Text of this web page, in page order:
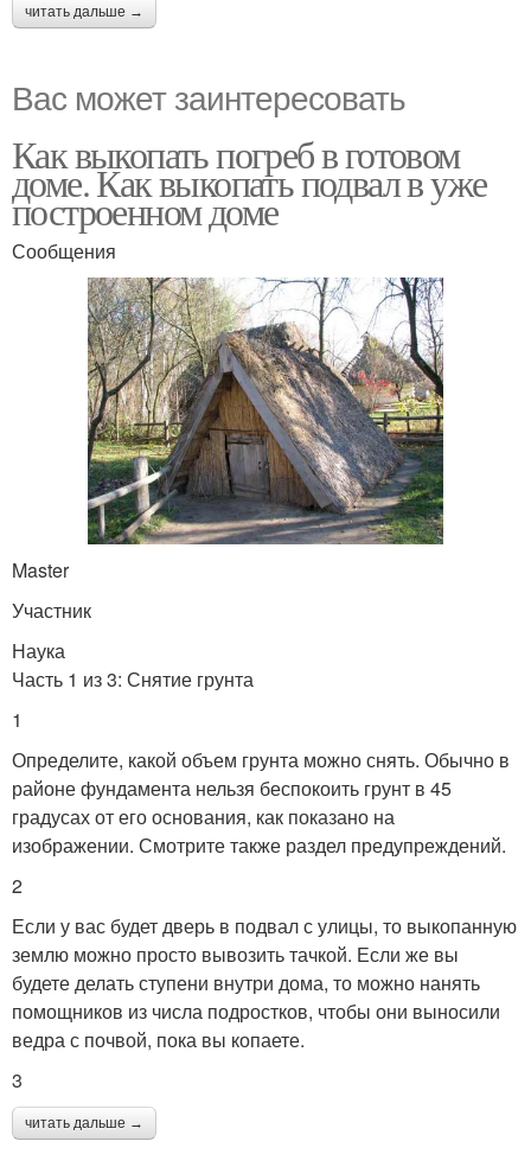
читать дальше →
Вас может заинтересовать
Как выкопать погреб в готовом
доме. Как выкопать подвал в уже
построенном доме
Сообщения
Master
Участник
Наука
Часть 1 из 3: Снятие грунта
1
Определите, какой объем грунта можно снять. Обычно в
районе фундамента нельзя беспокоить грунт в 45
градусах от его основания, как показано на
изображении. Смотрите также раздел предупреждений.
2
Если у вас будет дверь в подвал с улицы, то выкопанную
землю можно просто вывозить тачкой. Если же вы
будете делать ступени внутри дома, то можно нанять
помощников из числа подростков, чтобы они выносили
ведра с почвой, пока вы копаете.
3
читать дальше →